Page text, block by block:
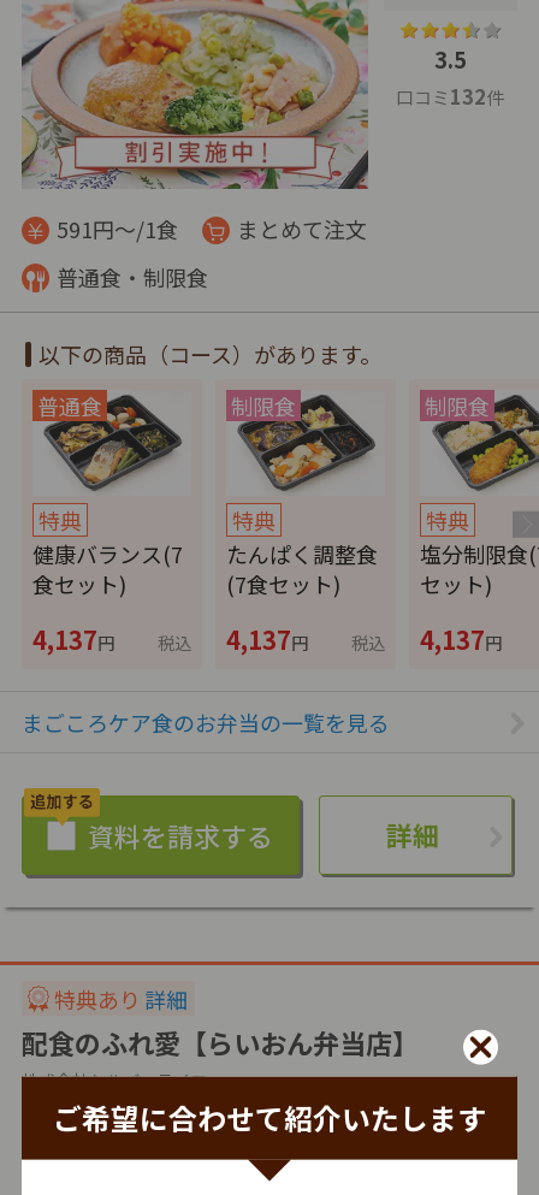
ご希望に合わせて紹介いたします
3.5
口コミ132件
591円～/1食
まとめて注文
普通食・制限食
以下の商品（コース）があります。
特典
健康バランス(7
食セット)
4,137円 税込
特典
たんぱく調整食
(7食セット)
4,137円 税込
特典
塩分制限食
セット)
4,137円
まごころケア食のお弁当の一覧を見る
詳細
特典あり 詳細
配食のふれ愛【らいおん弁当店】
株式会社シルバーライフ
冷蔵